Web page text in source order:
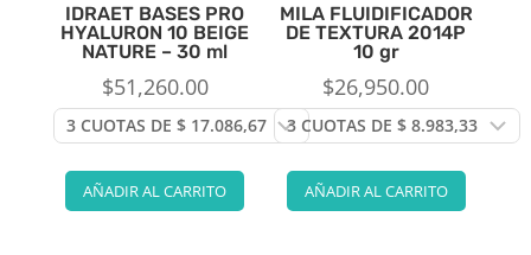
IDRAET BASES PRO
HYALURON 10 BEIGE
NATURE – 30 ml
$51,260.00
AÑADIR AL CARRITO
MILA FLUIDIFICADOR
DE TEXTURA 2014P
10 gr
$26,950.00
AÑADIR AL CARRITO